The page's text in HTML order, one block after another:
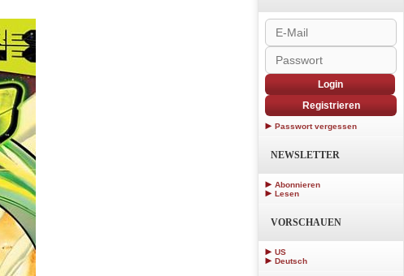
Login
Registrieren
Passwort vergessen
NEWSLETTER
Abonnieren
Lesen
VORSCHAUEN
US
Deutsch